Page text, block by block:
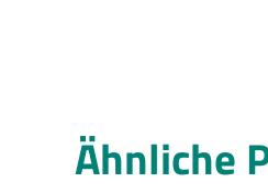
Ähnliche